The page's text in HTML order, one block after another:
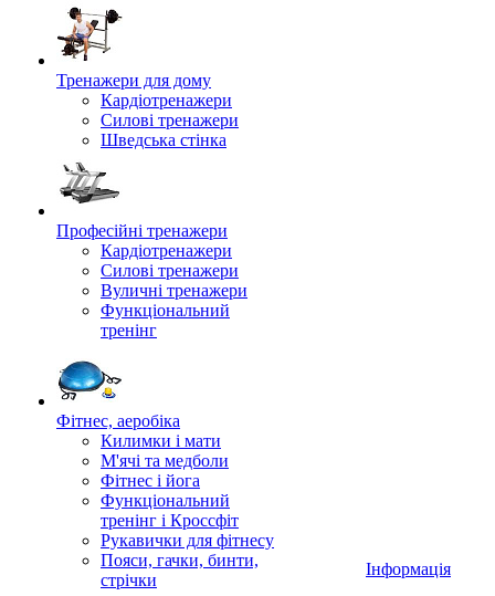
Тренажери для дому
Кардіотренажери
Силові тренажери
Шведська стінка
Професійні тренажери
Кардіотренажери
Силові тренажери
Вуличні тренажери
Функціональний
тренінг
Фітнес, аеробіка
Килимки і мати
М'ячі та медболи
Фітнес і йога
Функціональний
тренінг і Кроссфіт
Рукавички для фітнесу
Пояси, гачки, бинти,
стрічки
Інформація